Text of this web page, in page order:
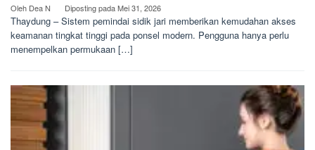
Oleh Dea N Diposting padaMei 31, 2026
Thaydung – Sistem pemindai sidik jari memberikan kemudahan akses
keamanan tingkat tinggi pada ponsel modern. Pengguna hanya perlu
menempelkan permukaan […]